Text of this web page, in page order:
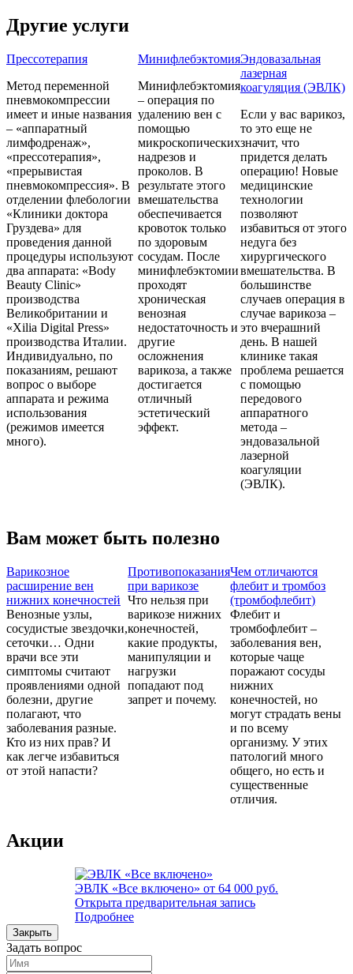
Другие услуги
Прессотерапия
Метод переменной
пневмокомпрессии
имеет и иные названия
– «аппаратный
лимфодренаж»,
«прессотерапия»,
«прерывистая
пневмокомпрессия». В
отделении флебологии
«Клиники доктора
Груздева» для
проведения данной
процедуры используют
два аппарата: «Body
Beauty Clinic»
производства
Великобритании и
«Xilia Digital Press»
производства Италии.
Индивидуально, по
показаниям, решают
вопрос о выборе
аппарата и режима
использования
(режимов имеется
много).
Минифлебэктомия
Минифлебэктомия
– операция по
удалению вен с
помощью
микроскопических
надрезов и
проколов. В
результате этого
вмешательства
обеспечивается
кровоток только
по здоровым
сосудам. После
минифлебэктомии
проходят
хроническая
венозная
недостаточность и
другие
осложнения
варикоза, а также
достигается
отличный
эстетический
эффект.
Эндовазальная
лазерная
коагуляция (ЭВЛК)
Если у вас варикоз,
то это еще не
значит, что
придется делать
операцию! Новые
медицинские
технологии
позволяют
избавиться от этого
недуга без
хирургического
вмешательства. В
большинстве
случаев операция в
случае варикоза –
это вчерашний
день. В нашей
клинике такая
проблема решается
с помощью
передового
аппаратного
метода –
эндовазальной
лазерной
коагуляции
(ЭВЛК).
Вам может быть полезно
Варикозное
расширение вен
нижних конечностей
Венозные узлы,
сосудистые звездочки,
сеточки… Одни
врачи все эти
симптомы считают
проявлениями одной
болезни, другие
полагают, что
заболевания разные.
Кто из них прав? И
как легче избавиться
от этой напасти?
Противопоказания
при варикозе
Что нельзя при
варикозе нижних
конечностей,
какие продукты,
манипуляции и
нагрузки
попадают под
запрет и почему.
Чем отличаются
флебит и тромбоз
(тромбофлебит)
Флебит и
тромбофлебит –
заболевания вен,
которые чаще
поражают сосуды
нижних
конечностей, но
могут страдать вены
и по всему
организму. У этих
патологий много
общего, но есть и
существенные
отличия.
Акции
ЭВЛК «Все включено» от 64 000 руб.
Открыта предварительная запись
Подробнее
Закрыть
Задать вопрос